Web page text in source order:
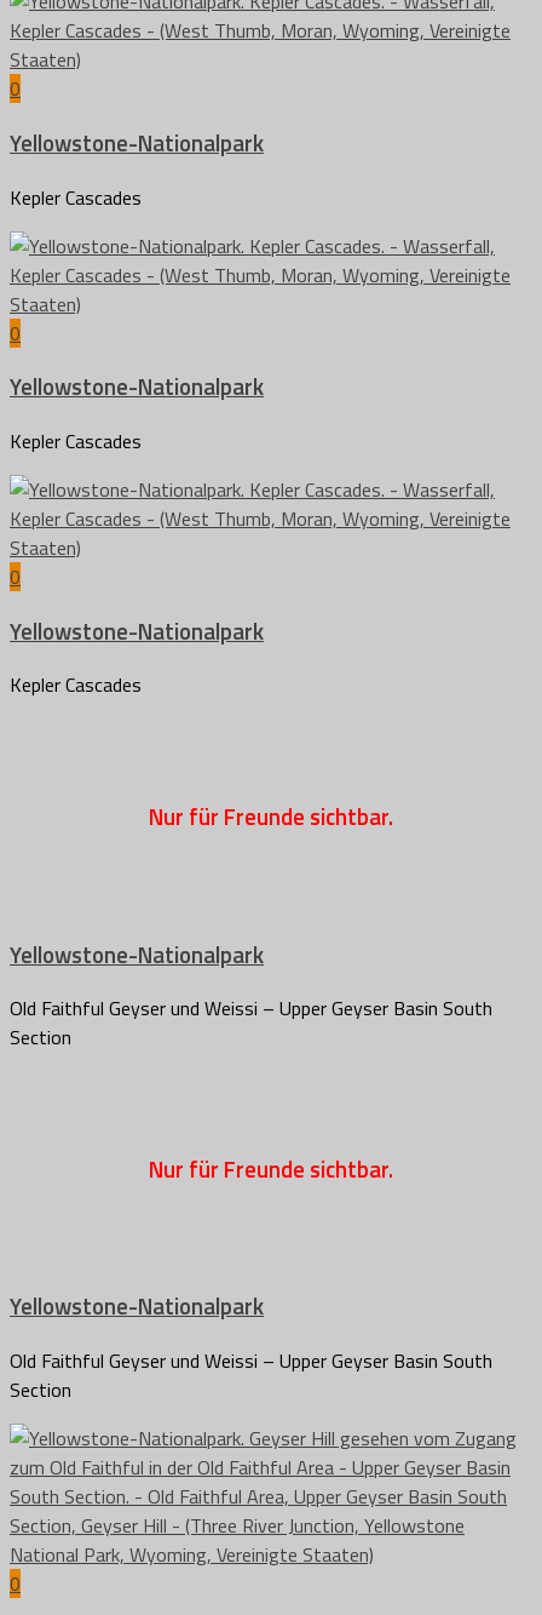
0
Yellowstone-Nationalpark
Kepler Cascades
0
Yellowstone-Nationalpark
Kepler Cascades
0
Yellowstone-Nationalpark
Kepler Cascades
Nur für Freunde sichtbar.
Yellowstone-Nationalpark
Old Faithful Geyser und Weissi – Upper Geyser Basin South
Section
Nur für Freunde sichtbar.
Yellowstone-Nationalpark
Old Faithful Geyser und Weissi – Upper Geyser Basin South
Section
0